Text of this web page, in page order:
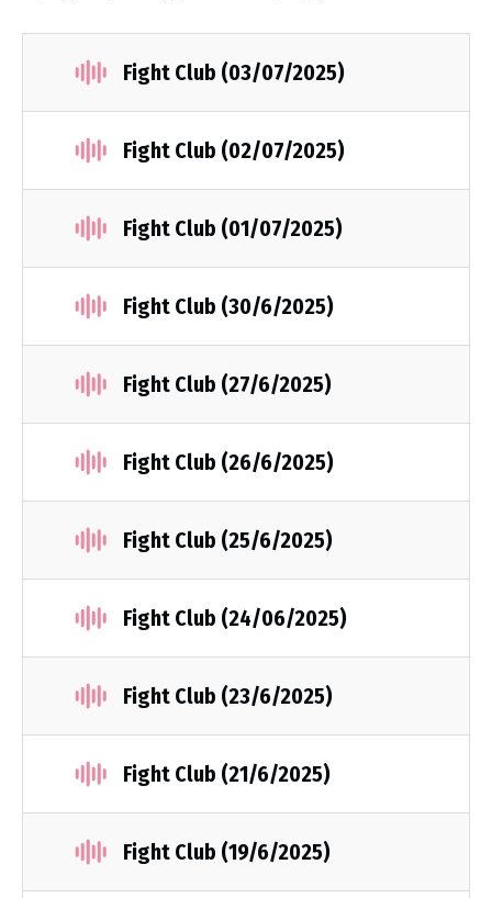
Fight Club (03/07/2025)
Fight Club (02/07/2025)
Fight Club (01/07/2025)
Fight Club (30/6/2025)
Fight Club (27/6/2025)
Fight Club (26/6/2025)
Fight Club (25/6/2025)
Fight Club (24/06/2025)
Fight Club (23/6/2025)
Fight Club (21/6/2025)
Fight Club (19/6/2025)